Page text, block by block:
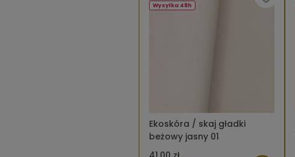
Ekoskóra / skaj gładki
beżowy jasny 01
Wysyłka 48h